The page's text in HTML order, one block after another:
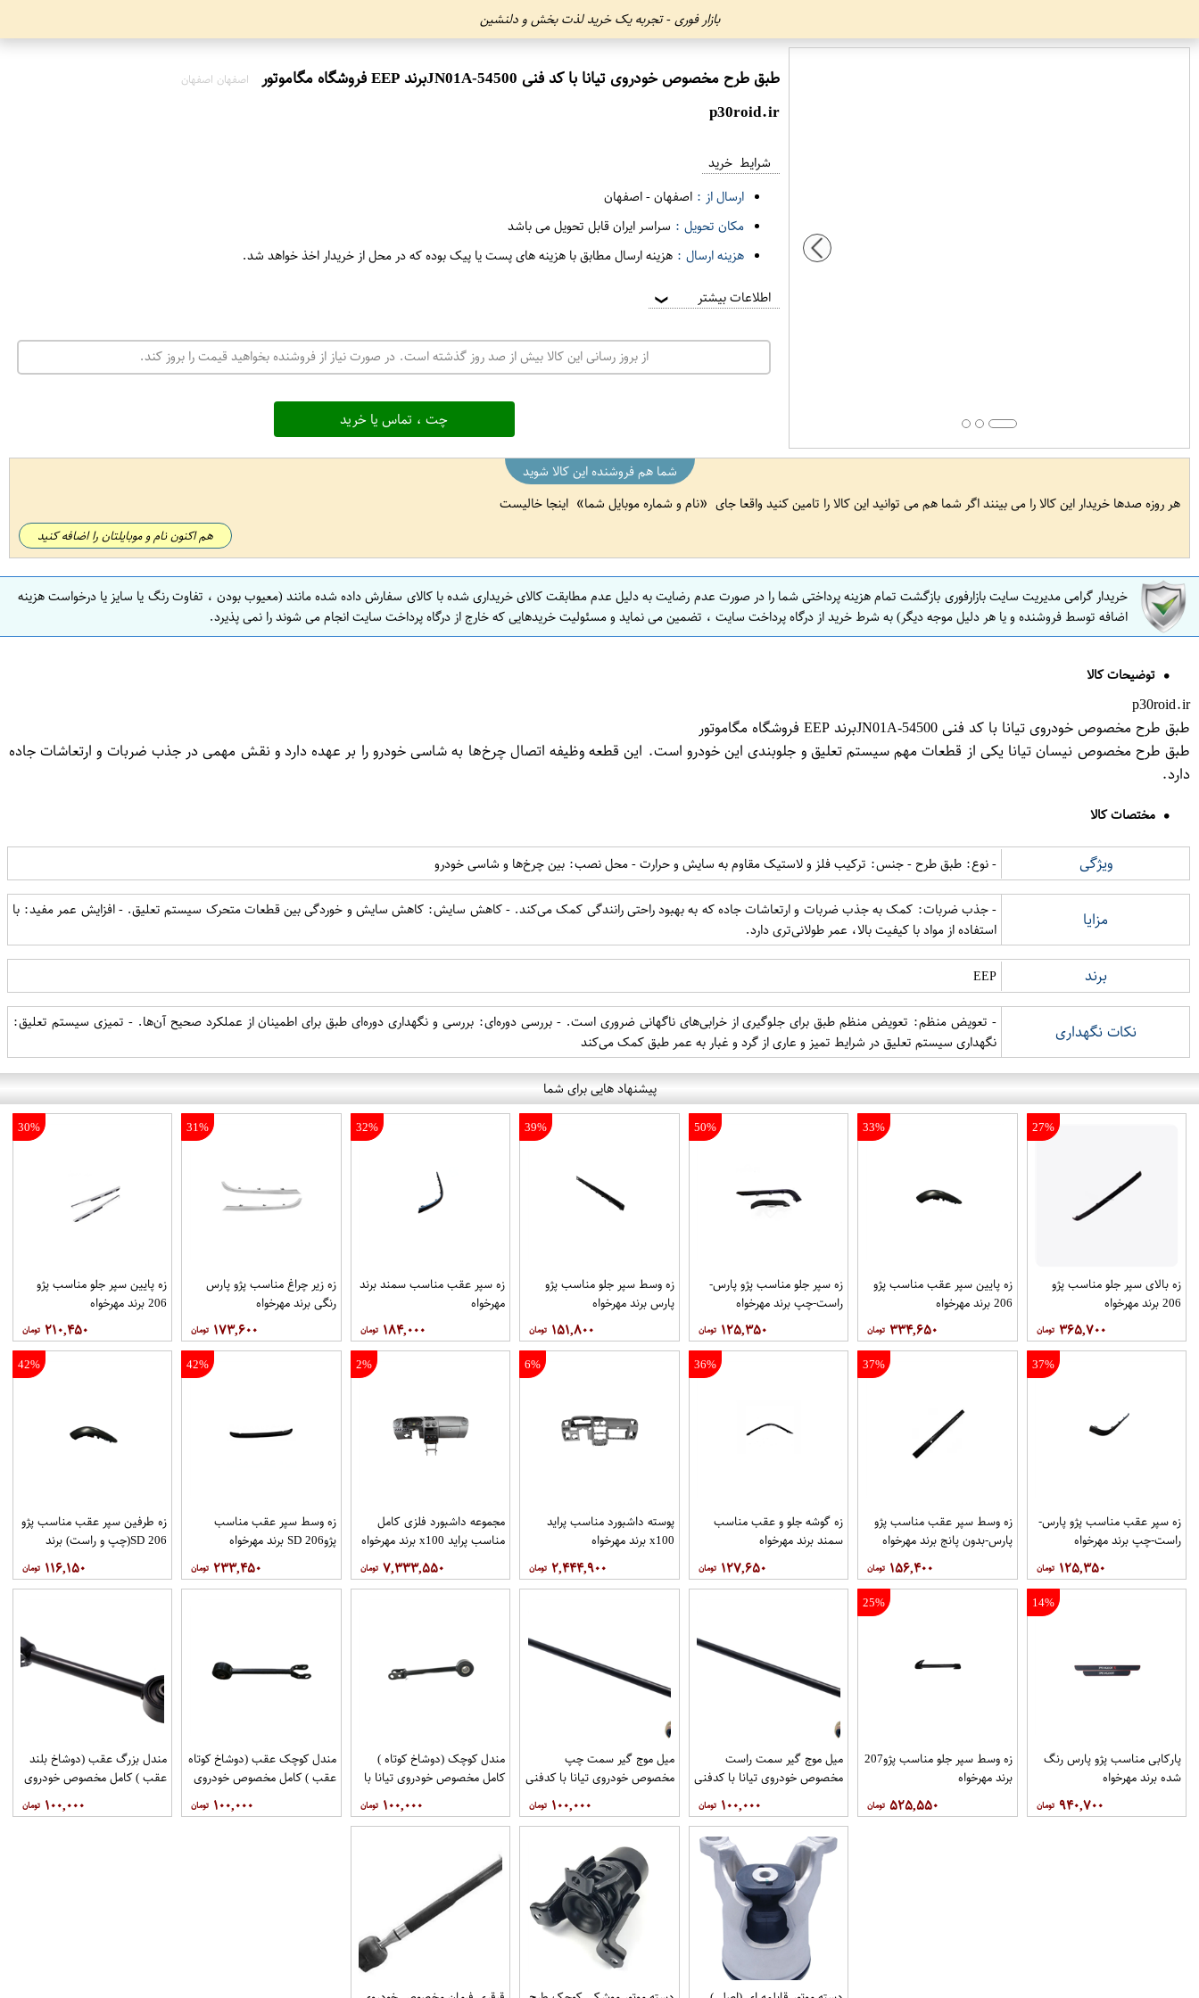
بازار فوری - تجربه یک خرید لذت بخش و دلنشین
طبق طرح مخصوص خودروی تیانا با کد فنی 54500-JN01Aبرند EEP فروشگاه مگاموتور اصفهان اصفهان
p30roid.ir
شرایط خرید
ارسال از : اصفهان-اصفهان
مکان تحویل : سراسر ایران قابل تحویل می باشد
هزینه ارسال : هزینه ارسال مطابق با هزینه های پست یا پیک بوده که در محل از خریدار اخذ خواهد شد.
اطلاعات بیشتر ❯
از بروز رسانی این کالا بیش از صد روز گذشته است. در صورت نیاز از فروشنده بخواهید قیمت را بروز کند.
چت ، تماس یا خرید
شما هم فروشنده این کالا شوید
هر روزه صدها خریدار این کالا را می بینند اگر شما هم می توانید این کالا را تامین کنید واقعا جای
نام و شماره موبایل شما اینجا خالیست
هم اکنون نام و موبایلتان را اضافه کنید
خریدار گرامی مدیریت سایت بازارفوری بازگشت تمام هزینه پرداختی شما را در صورت عدم رضایت به دلیل عدم مطابقت کالای خریداری شده با کالای سفارش داده شده مانند (معیوب بودن ، تفاوت رنگ یا سایز یا درخواست هزینه
اضافه توسط فروشنده و یا هر دلیل موجه دیگر) به شرط خرید از درگاه پرداخت سایت ، تضمین می نماید و مسئولیت خریدهایی که خارج از درگاه پرداخت سایت انجام می شوند را نمی پذیرد.
توضیحات کالا
p30roid.ir
طبق طرح مخصوص خودروی تیانا با کد فنی 54500-JN01Aبرند EEP فروشگاه مگاموتور
طبق طرح مخصوص نیسان تیانا یکی از قطعات مهم سیستم تعلیق و جلوبندی این خودرو است. این قطعه وظیفه اتصال چرخ‌ها به شاسی خودرو را بر عهده دارد و نقش مهمی در جذب ضربات و ارتعاشات جاده
دارد.
مختصات کالا
ویژگی - نوع: طبق طرح - جنس: ترکیب فلز و لاستیک مقاوم به سایش و حرارت - محل نصب: بین چرخ‌ها و شاسی خودرو
مزایا
- جذب ضربات: کمک به جذب ضربات و ارتعاشات جاده که به بهبود راحتی رانندگی کمک می‌کند. - کاهش سایش: کاهش سایش و خوردگی بین قطعات متحرک سیستم تعلیق. - افزایش عمر مفید: با
استفاده از مواد با کیفیت بالا، عمر طولانی‌تری دارد.
برند EEP
نکات نگهداری
- تعویض منظم: تعویض منظم طبق برای جلوگیری از خرابی‌های ناگهانی ضروری است. - بررسی دوره‌ای: بررسی و نگهداری دوره‌ای طبق برای اطمینان از عملکرد صحیح آن‌ها. - تمیزی سیستم تعلیق:
نگهداری سیستم تعلیق در شرایط تمیز و عاری از گرد و غبار به عمر طبق کمک می‌کند
پیشنهاد هایی برای شما
27%
زه بالای سپر جلو مناسب پژو
206 برند مهرخواه
۳۶۵,۷۰۰
33%
زه پایین سپر عقب مناسب پژو
206 برند مهرخواه
۳۳۴,۶۵۰
50%
زه سپر جلو مناسب پژو پارس-
راست-چپ برند مهرخواه
۱۲۵,۳۵۰
39%
زه وسط سپر جلو مناسب پژو
پارس برند مهرخواه
۱۵۱,۸۰۰
32%
زه سپر عقب مناسب سمند برند
مهرخواه
۱۸۴,۰۰۰
31%
زه زیر چراغ مناسب پژو پارس
رنگی برند مهرخواه
۱۷۳,۶۰۰
30%
زه پایین سپر جلو مناسب پژو
206 برند مهرخواه
۲۱۰,۴۵۰
37%
زه سپر عقب مناسب پژو پارس-
راست-چپ برند مهرخواه
۱۲۵,۳۵۰
37%
زه وسط سپر عقب مناسب پژو
پارس-بدون پانج برند مهرخواه
۱۵۶,۴۰۰
36%
زه گوشه جلو و عقب مناسب
سمند برند مهرخواه
۱۲۷,۶۵۰
6%
پوسته داشبورد مناسب پراید
x100 برند مهرخواه
۲,۴۴۴,۹۰۰
2%
مجموعه داشبورد فلزی كامل
مناسب پراید x100 برند مهرخواه
۷,۳۳۳,۵۵۰
42%
زه وسط سپر عقب مناسب
پژو206 SD برند مهرخواه
۲۳۳,۴۵۰
42%
زه طرفین سپر عقب مناسب پژو
206 SD(چپ و راست) برند
۱۱۶,۱۵۰
14%
پاركابی مناسب پژو پارس رنگ
شده برند مهرخواه
۹۴۰,۷۰۰
25%
زه وسط سپر جلو مناسب پژو207
برند مهرخواه
۵۲۵,۵۵۰
میل موج گیر سمت راست
مخصوص خودروی تیانا با کدفنی
54618-1AA0E برندنیسان موتور
فروشگاه مگاموتور ۱۰۰,۰۰۰
میل موج گیر سمت چپ
مخصوص خودروی تیانا با کدفنی
54668-1AA0E برندنیسان موتور
فروشگاه مگاموتور ۱۰۰,۰۰۰
مندل کوچک (دوشاخ کوتاه )
کامل مخصوص خودروی تیانا با
کد فنی 551A0JN00Aبرند
نیسان موتور فروشگاه مگاموتور
۱۰۰,۰۰۰
مندل کوچک عقب (دوشاخ کوتاه
عقب ) کامل مخصوص خودروی
JN01Aبرند EEP فروشگاه
۱۰۰,۰۰۰
مندل بزرگ عقب (دوشاخ بلند
عقب ) کامل مخصوص خودروی
JN00Aبرند EEP فروشگاه
۱۰۰,۰۰۰